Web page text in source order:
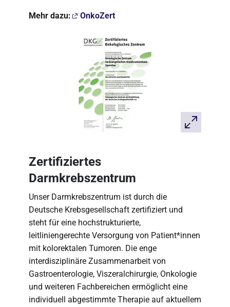
Mehr dazu: OnkoZert
Zertifiziertes
Darmkrebszentrum
Unser Darmkrebszentrum ist durch die
Deutsche Krebsgesellschaft zertifiziert und
steht für eine hochstrukturierte,
leitliniengerechte Versorgung von Patient*innen
mit kolorektalen Tumoren. Die enge
interdisziplinäre Zusammenarbeit von
Gastroenterologie, Viszeralchirurgie, Onkologie
und weiteren Fachbereichen ermöglicht eine
individuell abgestimmte Therapie auf aktuellem